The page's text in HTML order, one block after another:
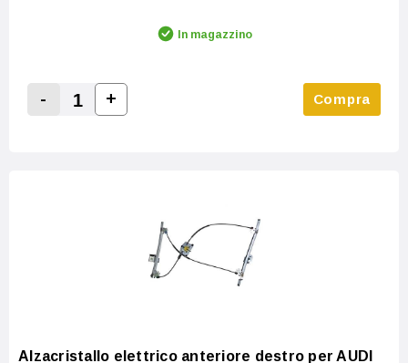
In magazzino
Decrease Quantity:
-
Increase Quantity:
+ Compra
Alzacristallo elettrico anteriore destro per AUDI